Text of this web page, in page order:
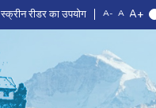
स्क्रीन रीडर का उपयोग